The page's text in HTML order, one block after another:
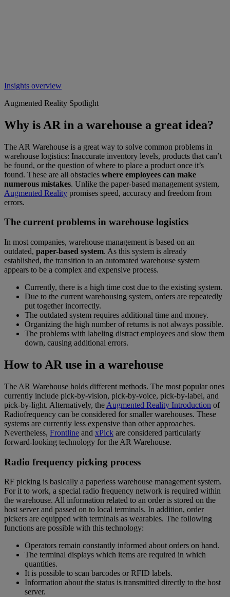
Insights overview
Augmented Reality Spotlight
Why is AR in a warehouse a great idea?
The AR Warehouse is a great way to solve common problems in
warehouse logistics: Inaccurate inventory levels, products that can’t
be found, or the question of where to place a product once it’s
found. These are all obstacles where employees can make
numerous mistakes. Unlike the paper-based management system,
Augmented Reality promises speed, accuracy and freedom from
errors.
The current problems in warehouse logistics
In most companies, warehouse management is based on an
outdated, paper-based system. As this system is already
established, the transition to an automated warehouse system
appears to be a complex and expensive process.
Currently, there is a high time cost due to the existing system.
Due to the current warehousing system, orders are repeatedly
put together incorrectly.
The outdated system requires additional time and money.
Organizing the high number of returns is not always possible.
The problems with labeling distract employees and slow them
down, causing additional errors.
How to AR use in a warehouse
The AR Warehouse holds different methods. The most popular ones
currently include pick-by-vision, pick-by-voice, pick-by-label, and
pick-by-light. Alternatively, the Augmented Reality Introduction of
Radiofrequency can be considered for smaller warehouses. These
systems are currently less expensive than other approaches.
Nevertheless, Frontline and xPick are considered particularly
forward-looking technology for the AR Warehouse.
Radio frequency picking process
RF picking is basically a paperless warehouse management system.
For it to work, a special radio frequency network is required within
the warehouse. All information related to an order is stored on the
host server and passed on to local terminals. In addition, order
pickers are equipped with terminals as wearables. The following
functions are possible with this technology:
Operators remain constantly informed about orders on hand.
The terminal displays which items are required in which
quantities.
It is possible to scan barcodes or RFID labels.
Information about the status is transmitted directly to the host
server.